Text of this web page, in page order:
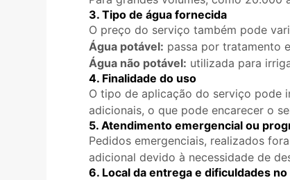
3. Tipo de água fornecida
O preço do serviço também pode
Água potável: passa por tratamento
Água não potável: utilizada para
4. Finalidade do uso
O tipo de aplicação do serviço pode
adicionais, o que pode encarecer o
5. Atendimento emergencial ou
Pedidos emergenciais, realizados
adicional devido à necessidade de
6. Local da entrega e dificuldades no